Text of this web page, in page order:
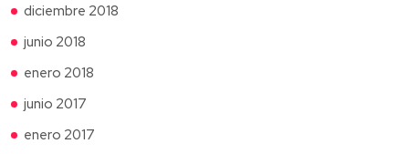
diciembre 2018
junio 2018
enero 2018
junio 2017
enero 2017